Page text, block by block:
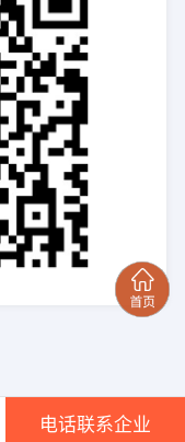
电话联系企业